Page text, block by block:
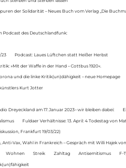
der Solidarität – Neues Buch vom Verlag „Die
Podcast des Deutschlandfunk:
23 Podcast: Laues Lüftchen statt Heißer Herbst
»Mit der Waffe in der Hand – Cottbus 1920«.
und die linke Kritik(un)dähigkeit – neue Homepage
Kurt Jotter
Dreyeckland am 17.Januar 2023– wir bleiben dabei:
Fuldaer Verhältnisse: 13. April: 4 Todestag von
Frankfurt 19/03/22)
Anti-Vax, Wahl in Frankreich – Gespräch mit Willi Hajek
Wohnen Streik Zahltag Antisemitismus F-